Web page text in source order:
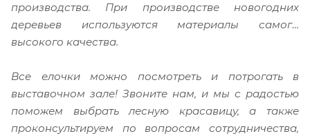
производства. При производстве новогодних
деревьев используются материалы самого
высокого качества.
Все елочки можно посмотреть и потрогать в
выставочном зале! Звоните нам, и мы с радостью
поможем выбрать лесную красавицу, а также
проконсультируем по вопросам сотрудничества,